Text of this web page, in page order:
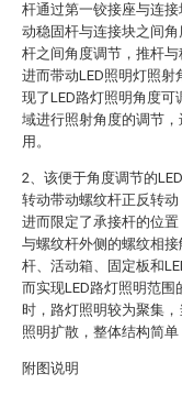
杆通过第一铰接座与连
动稳固杆与连接块之间
杆之间角度调节，推杆
进而带动LED照明灯照
现了LED路灯照明角度
域进行照射角度的调节
用。
2、该便于角度调节的
转动带动螺纹杆正反转
进而限定了承接杆的位
与螺纹杆外侧的螺纹相
杆、活动箱、固定板和
而实现LED路灯照明范围
时，路灯照明较为聚集
照明扩散，整体结构简单
附图说明